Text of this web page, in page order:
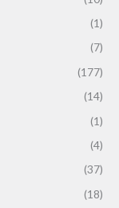
(1)
(7)
(177)
(14)
(1)
(4)
(37)
(18)